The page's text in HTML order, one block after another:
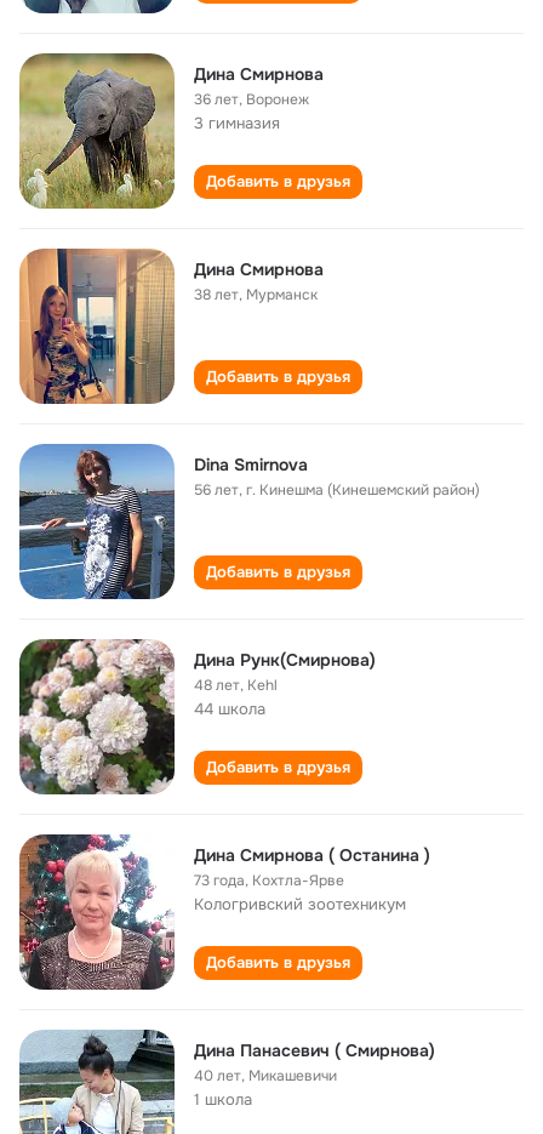
Дина Смирнова
36 лет, Воронеж
3 гимназия
Добавить в друзья
Дина Смирнова
38 лет, Мурманск
Добавить в друзья
Dina Smirnova
56 лет,г. Кинешма (Кинешемский район)
Добавить в друзья
Дина Рунк(Смирнова)
48 лет, Kehl
44 школа
Добавить в друзья
Дина Смирнова ( Останина )
73 года, Koхтла-Ярве
Кологривский зоотехникум
Добавить в друзья
Дина Панасевич ( Смирнова)
40 лет, Микашевичи
1 школа